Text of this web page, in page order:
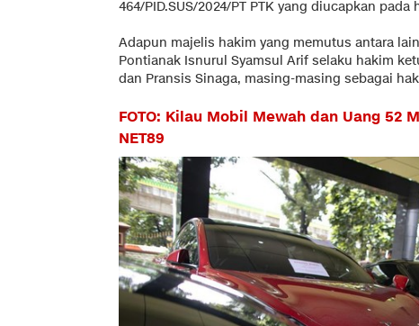
464/PID.SUS/2024/PT PTK yang diucapkan pada
Adapun majelis hakim yang memutus antara
Pontianak Isnurul Syamsul Arif selaku hakim
dan Pransis Sinaga, masing-masing sebagai
FOTO: Kilau Mobil Mewah dan Uang 52
NET89